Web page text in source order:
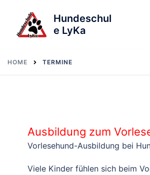
content
Hundeschul
e LyKa
HOME TERMINE
Ausbildung zum
Vorlesehund-Ausbildung bei
Viele Kinder fühlen sich beim